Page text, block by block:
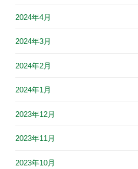
2024年4月
2024年3月
2024年2月
2024年1月
2023年12月
2023年11月
2023年10月